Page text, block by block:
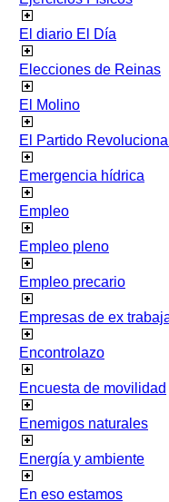
El diario El Día
Elecciones de Reinas
El Molino
El Partido
Emergencia hídrica
Empleo
Empleo pleno
Empleo precario
Empresas de ex
Encontrolazo
Encuesta de movilidad
Enemigos naturales
Energía y ambiente
En eso estamos